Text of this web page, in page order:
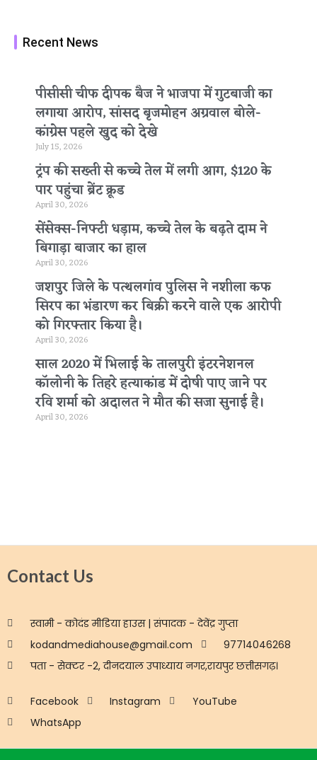
Recent News
पीसीसी चीफ दीपक बैज ने भाजपा में गुटबाजी का
लगाया आरोप, सांसद बृजमोहन अग्रवाल बोले-
कांग्रेस पहले खुद को देखे
July 15, 2026
ट्रंप की सख्ती से कच्चे तेल में लगी आग, $120 के
पार पहुंचा ब्रेंट क्रूड
April 30, 2026
सेंसेक्स-निफ्टी धड़ाम, कच्चे तेल के बढ़ते दाम ने
बिगाड़ा बाजार का हाल
April 30, 2026
जशपुर जिले के पत्थलगांव पुलिस ने नशीला कफ
सिरप का भंडारण कर बिक्री करने वाले एक आरोपी
को गिरफ्तार किया है।
April 30, 2026
साल 2020 में भिलाई के तालपुरी इंटरनेशनल
कॉलोनी के तिहरे हत्याकांड में दोषी पाए जाने पर
रवि शर्मा को अदालत ने मौत की सजा सुनाई है।
April 30, 2026
Contact Us
स्वामी - कोदंड मीडिया हाउस | संपादक - देवेंद्र गुप्ता
kodandmediahouse@gmail.com
97714046268
पता - सेक्टर -2, दीनदयाल उपाध्याय नगर,रायपुर छत्तीसगढ़।
Facebook Instagram
YouTube
WhatsApp